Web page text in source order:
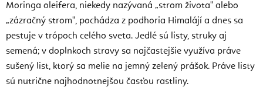
Moringa oleifera, niekedy nazývaná „strom života" alebo
„zázračný strom", pochádza z podhoria Himalájí a dnes sa
pestuje v trópoch celého sveta. Jedlé sú listy, struky aj
semená; v doplnkoch stravy sa najčastejšie využíva práve
sušený list, ktorý sa melie na jemný zelený prášok. Práve listy
sú nutrične najhodnotnejšou časťou rastliny.